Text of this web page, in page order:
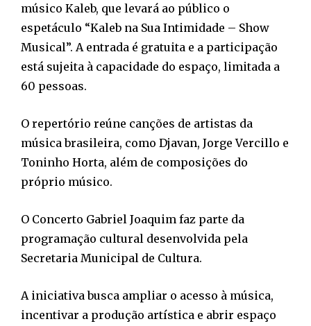
músico Kaleb, que levará ao público o
espetáculo “Kaleb na Sua Intimidade – Show
Musical”. A entrada é gratuita e a participação
está sujeita à capacidade do espaço, limitada a
60 pessoas.
O repertório reúne canções de artistas da
música brasileira, como Djavan, Jorge Vercillo e
Toninho Horta, além de composições do
próprio músico.
O Concerto Gabriel Joaquim faz parte da
programação cultural desenvolvida pela
Secretaria Municipal de Cultura.
A iniciativa busca ampliar o acesso à música,
incentivar a produção artística e abrir espaço